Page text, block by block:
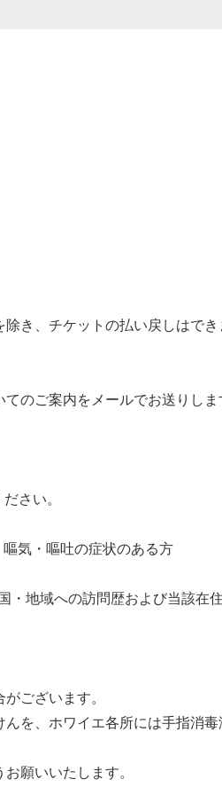
き、チケットの払い戻しはでき
のご案内をメールでお送りしま
さい。
気・嘔吐の症状のある方
・地域への訪問歴および当該在
ございます。
を、ホワイエ各所には手指消毒
願いいたします。